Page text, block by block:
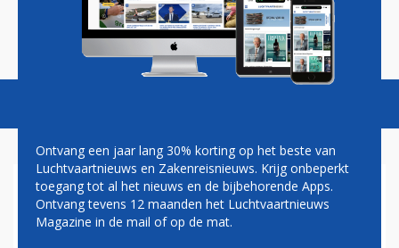
Magazine Podcasts Vacatures
BRITISH AIRWAYS DOET MEE
AAN PRIJSSTUNTEN
Ontvang een jaar lang 30% korting op het beste van
Luchtvaartnieuws en Zakenreisnieuws. Krijg onbeperkt
toegang tot al het nieuws en de bijbehorende Apps.
Ontvang tevens 12 maanden het Luchtvaartnieuws
Magazine in de mail of op de mat.